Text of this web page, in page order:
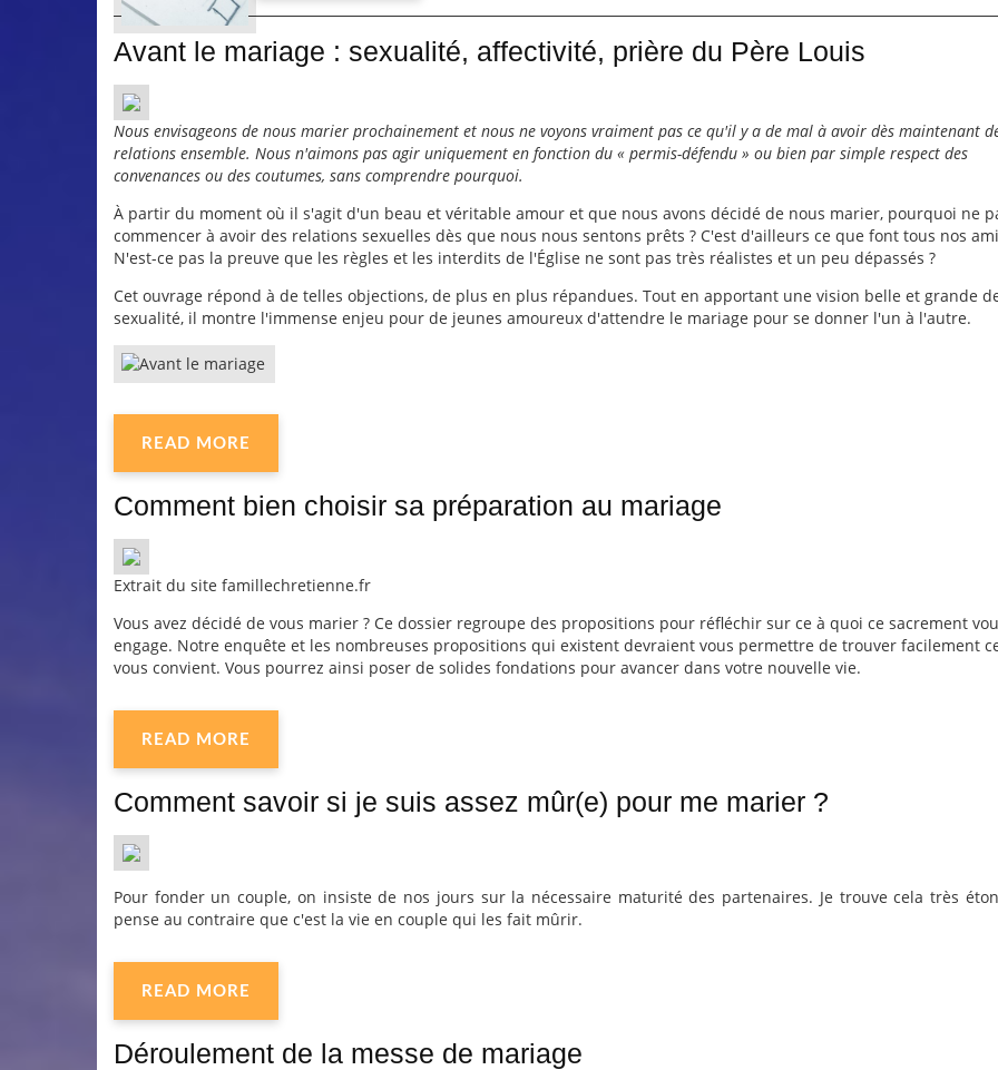
Avant le mariage : sexualité, affectivité, prière du Père Louis
Nous envisageons de nous marier prochainement et nous ne voyons vraiment pas ce qu'il y a de mal à avoir dès maintenant
relations ensemble. Nous n'aimons pas agir uniquement en fonction du « permis-défendu » ou bien par simple respect des
convenances ou des coutumes, sans comprendre pourquoi.
À partir du moment où il s'agit d'un beau et véritable amour et que nous avons décidé de nous marier, pourquoi ne
commencer à avoir des relations sexuelles dès que nous nous sentons prêts ? C'est d'ailleurs ce que font tous nos
N'est-ce pas la preuve que les règles et les interdits de l'Église ne sont pas très réalistes et un peu dépassés ?
Cet ouvrage répond à de telles objections, de plus en plus répandues. Tout en apportant une vision belle et grande
sexualité, il montre l'immense enjeu pour de jeunes amoureux d'attendre le mariage pour se donner l'un à l'autre.
READ MORE
Comment bien choisir sa préparation au mariage
Extrait du site famillechretienne.fr
Vous avez décidé de vous marier ? Ce dossier regroupe des propositions pour réfléchir sur ce à quoi ce sacrement
engage. Notre enquête et les nombreuses propositions qui existent devraient vous permettre de trouver facilement
vous convient. Vous pourrez ainsi poser de solides fondations pour avancer dans votre nouvelle vie.
READ MORE
Comment savoir si je suis assez mûr(e) pour me marier ?
Pour fonder un couple, on insiste de nos jours sur la nécessaire maturité des partenaires. Je trouve cela très
pense au contraire que c'est la vie en couple qui les fait mûrir.
READ MORE
Déroulement de la messe de mariage